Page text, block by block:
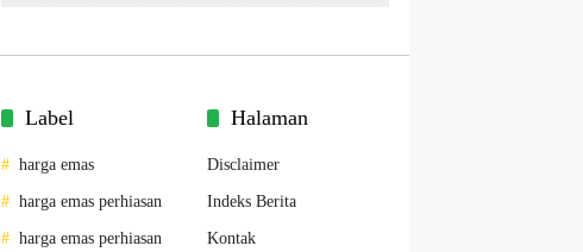
Label
harga emas
harga emas perhiasan
harga emas perhiasan
Halaman
Disclaimer
Indeks Berita
Kontak